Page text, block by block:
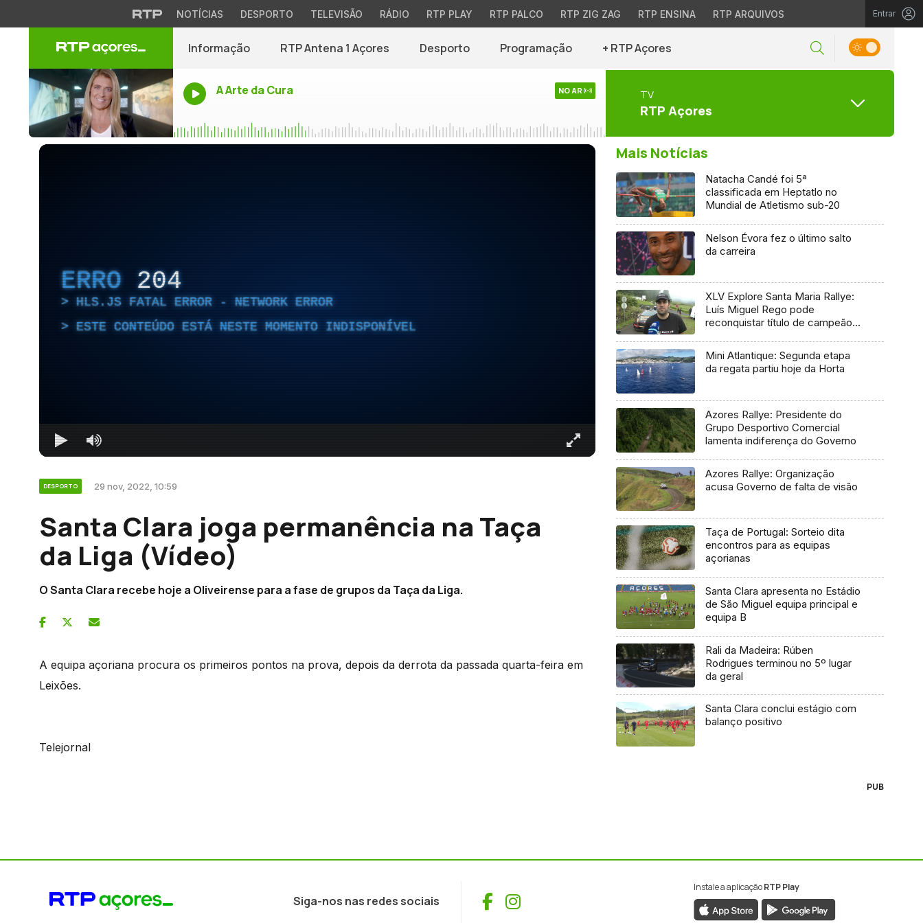
NOTÍCIAS DESPORTO TELEVISÃO RÁDIO RTP PLAY RTP PALCO RTP ZIG ZAG RTP ENSINA RTP ARQUIVOS Entrar
Informação RTP Antena 1 Açores Desporto Programação + RTP Açores
A Arte da Cura NO AR TV
RTP Açores
ERRO 204
HLS.JS FATAL ERROR - NETWORK ERROR
ESTE CONTEÚDO ESTÁ NESTE MOMENTO INDISPONÍVEL
DESPORTO 29 nov, 2022, 10:59
Santa Clara joga permanência na Taça
da Liga (Vídeo)
O Santa Clara recebe hoje a Oliveirense para a fase de grupos da Taça da Liga.
A equipa açoriana procura os primeiros pontos na prova, depois da derrota da passada quarta-feira em
Leixões.
Telejornal
Mais Notícias
Natacha Candé foi 5ª
classificada em Heptatlo no
Mundial de Atletismo sub-20
Nelson Évora fez o último salto
da carreira
XLV Explore Santa Maria Rallye:
Luís Miguel Rego pode
reconquistar título de campeão
Mini Atlantique: Segunda etapa
da regata partiu hoje da Horta
Azores Rallye: Presidente do
Grupo Desportivo Comercial
lamenta indiferença do Governo
Azores Rallye: Organização
acusa Governo de falta de visão
Taça de Portugal: Sorteio dita
encontros para as equipas
açorianas
Santa Clara apresenta no Estádio
de São Miguel equipa principal e
equipa B
Rali da Madeira: Rúben
Rodrigues terminou no 5º lugar
da geral
Santa Clara conclui estágio com
balanço positivo
PUB
Siga-nos nas redes sociais Facebook
Instagram
Instale a aplicaçãoRTP Play